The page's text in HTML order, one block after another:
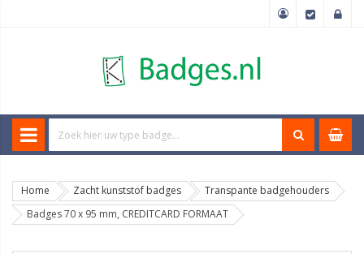
Home Zacht kunststof badges
Transpante badgehouders
Badges 70 x 95 mm, CREDITCARD FORMAAT